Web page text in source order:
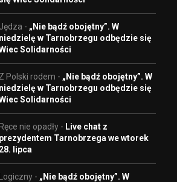
Jędza - „Nie bądź obojętny”. W
niedzielę w Tarnobrzegu odbędzie się
Solidarności
Z Polski rodem - „Nie bądź obojętny”. W
niedzielę w Tarnobrzegu odbędzie się
Solidarności
Ręce nie opadły - Live chat z
prezydentem Tarnobrzega we wtorek
28. lipca
Logiczny - „Nie bądź obojętny”. W